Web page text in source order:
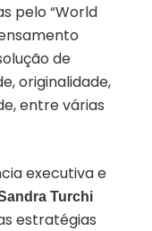
pelo “World
de
originalidade,
entre várias
executiva e
Turchi
estratégias